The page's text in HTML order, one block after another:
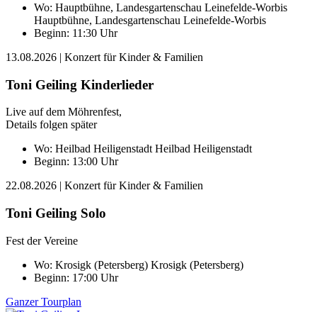
Wo: Hauptbühne, Landesgartenschau Leinefelde-Worbis
Hauptbühne, Landesgartenschau Leinefelde-Worbis
Beginn: 11:30 Uhr
13.08.2026 | Konzert für Kinder & Familien
Toni Geiling Kinderlieder
Live auf dem Möhrenfest,
Details folgen später
Wo: Heilbad Heiligenstadt Heilbad Heiligenstadt
Beginn: 13:00 Uhr
22.08.2026 | Konzert für Kinder & Familien
Toni Geiling Solo
Fest der Vereine
Wo: Krosigk (Petersberg) Krosigk (Petersberg)
Beginn: 17:00 Uhr
Ganzer Tourplan